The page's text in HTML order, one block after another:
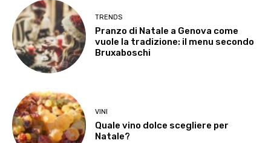
TRENDS
Pranzo di Natale a Genova come
vuole la tradizione: il menu secondo
Bruxaboschi
VINI
Quale vino dolce scegliere per
Natale?